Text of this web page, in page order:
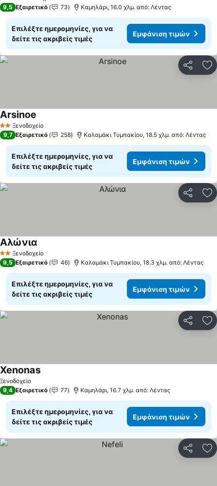
9,5 Εξαιρετικό 73 Καμηλάρι, 16.0 χλμ. από: Λέντας
Επιλέξτε ημερομηνίες, για να
δείτε τις ακριβείς τιμές
Εμφάνιση τιμών
2 ΑστέριαΞενοδοχείο
Arsinoe
9,7 Εξαιρετικό 258 Καλαμάκι Τυμπακίου, 18.5 χλμ. από: Λέντας
Επιλέξτε ημερομηνίες, για να
δείτε τις ακριβείς τιμές
Εμφάνιση τιμών
2 ΑστέριαΞενοδοχείο
Αλώνια
9,5 Εξαιρετικό 46 Καλαμάκι Τυμπακίου, 18.3 χλμ. από: Λέντας
Επιλέξτε ημερομηνίες, για να
δείτε τις ακριβείς τιμές
Εμφάνιση τιμών
Ξενοδοχείο
XenonasΕμφάνιση τιμών
9,4 Εξαιρετικό 77 Καμηλάρι, 16.7 χλμ. από: Λέντας
Επιλέξτε ημερομηνίες, για να
δείτε τις ακριβείς τιμές
Εμφάνιση τιμών